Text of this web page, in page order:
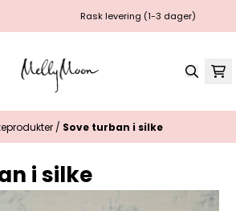
Rask levering (1-3 dager)
/ Sove turban i silke
i silke